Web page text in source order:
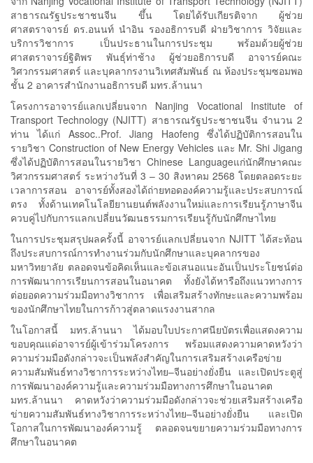
สาธารณรัฐประชาชนจีน ขึ้น โดยได้รับเกียรติจาก ผู้ช่วย
ศาสตราจารย์ ดร.อนนท์ นำอิน รองอธิการบดี ฝ่ายวิชาการ วิจัยและ
บริการวิชาการ เป็นประธานในการประชุม พร้อมด้วยผู้ช่วย
ศาสตราจารย์ฐิติพร พันธุ์ท่าช้าง ผู้ช่วยอธิการบดี อาจารย์คณะ
วิศวกรรมศาสตร์ และบุคลากรงานวิเทศสัมพันธ์ ณ ห้องประชุมซอมพอ
ชั้น 2 อาคารสำนักงานอธิการบดี มทร.ล้านนา
โครงการอาจารย์แลกเปลี่ยนจาก Nanjing Vocational Institute of
Transport Technology (NJITT) สาธารณรัฐประชาชนจีน จำนวน 2
ท่าน ได้แก่ Assoc..Prof. Jiang Haofeng ซึ่งได้ปฏิบัติการสอนใน
รายวิชา Construction of New Energy Vehicles และ Mr. Shi Jigang
ซึ่งได้ปฏิบัติการสอนในรายวิชา Chinese Languageแก่นักศึกษาคณะ
วิศวกรรมศาสตร์ ระหว่างวันที่ 3 – 30 สิงหาคม 2568 โดยตลอดระยะ
เวลาการสอน อาจารย์ทั้งสองได้ถ่ายทอดองค์ความรู้และประสบการณ์
ตรง ทั้งด้านเทคโนโลยียานยนต์พลังงานใหม่และการเรียนรู้ภาษาจีน
ควบคู่ไปกับการแลกเปลี่ยนวัฒนธรรมการเรียนรู้กับนักศึกษาไทย
ในการประชุมสรุปผลครั้งนี้ อาจารย์แลกเปลี่ยนจาก NJITT ได้สะท้อน
ถึงประสบการณ์การทำงานร่วมกับนักศึกษาและบุคลากรของ
มหาวิทยาลัย ตลอดจนข้อคิดเห็นและข้อเสนอแนะอันเป็นประโยชน์ต่อ
การพัฒนาการเรียนการสอนในอนาคต ทั้งยังได้หารือถึงแนวทางการ
ต่อยอดความร่วมมือทางวิชาการ เพื่อเสริมสร้างทักษะและความพร้อม
ของนักศึกษาไทยในการก้าวสู่ตลาดแรงงานสากล
ในโอกาสนี้ มทร.ล้านนา ได้มอบใบประกาศนียบัตรเพื่อแสดงความ
ขอบคุณแด่อาจารย์ผู้เข้าร่วมโครงการ พร้อมแสดงความคาดหวังว่า
ความร่วมมือดังกล่าวจะเป็นพลังสำคัญในการเสริมสร้างเครือข่าย
ความสัมพันธ์ทางวิชาการระหว่างไทย–จีนอย่างยั่งยืน และเปิดประตูสู่
การพัฒนาองค์ความรู้และความร่วมมือทางการศึกษาในอนาคต
มทร.ล้านนา คาดหวังว่าความร่วมมือดังกล่าวจะช่วยเสริมสร้างเครือ
ข่ายความสัมพันธ์ทางวิชาการระหว่างไทย–จีนอย่างยั่งยืน และเปิด
โอกาสในการพัฒนาองค์ความรู้ ตลอดจนขยายความร่วมมือทางการ
ศึกษาในอนาคต